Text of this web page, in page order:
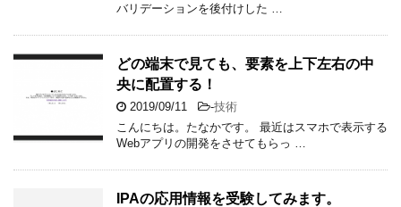
バリデーションを後付けした …
どの端末で見ても、要素を上下左右の中
央に配置する！
2019/09/11 -技術
こんにちは。たなかです。 最近はスマホで表示する
Webアプリの開発をさせてもらっ …
IPAの応用情報を受験してみます。